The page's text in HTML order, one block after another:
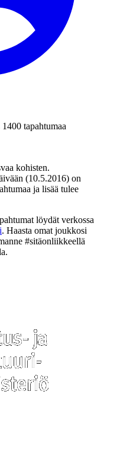
tapahtumaa
kohisten.
(10.5.2016) on
ja lisää tulee
löydät verkossa
. Haasta omat joukkosi
#sitäonliikkeellä